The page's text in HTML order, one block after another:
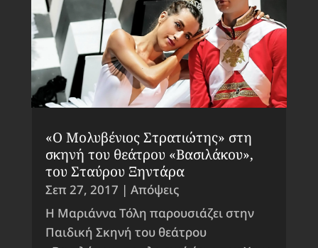
«Ο Μολυβένιος Στρατιώτης» στη
σκηνή του θεάτρου «Βασιλάκου»,
του Σταύρου Ξηντάρα
Σεπ 27, 2017 | Απόψεις
Η Μαριάννα Τόλη παρουσιάζει στην
Παιδική Σκηνή του θεάτρου